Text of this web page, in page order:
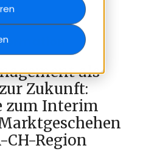
als
Zukunft:
zum Interim
Region